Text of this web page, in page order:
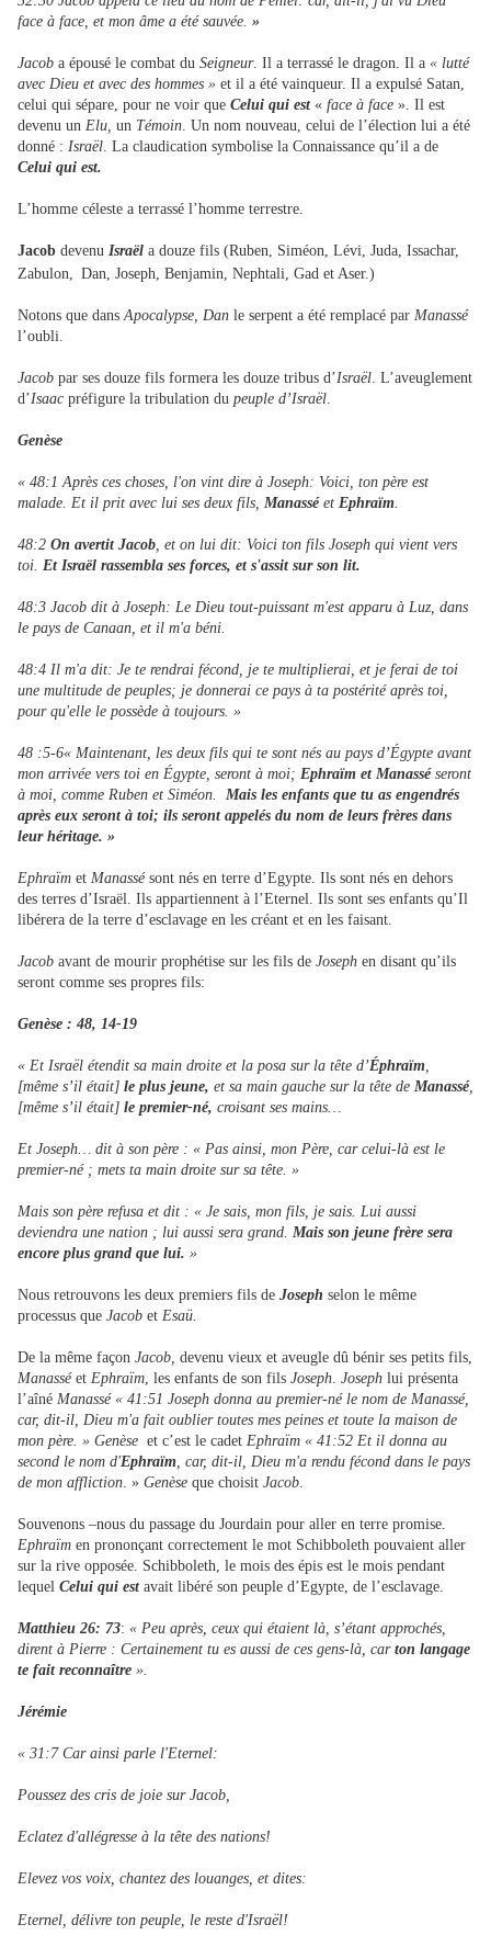
face à face, et mon âme a été sauvée. »
Jacob a épousé le combat du Seigneur. Il a terrassé le dragon. Il a « lutté
avec Dieu et avec des hommes » et il a été vainqueur. Il a expulsé Satan,
celui qui sépare, pour ne voir que Celui qui est« face à face ». Il est
devenu un Elu, un Témoin . Un nom nouveau, celui de l’élection lui a été
donné : Israël . La claudication symbolise la Connaissance qu’il a de
Celui qui est.
L’homme céleste a terrassé l’homme terrestre.
Jacob devenu Israël a douze fils (Ruben, Siméon, Lévi, Juda, Issachar,
Zabulon, Dan, Joseph, Benjamin, Nephtali, Gad et Aser.)
Notons que dansApocalypse, Dan le serpent a été remplacé par Manassé
l’oubli.
Jacob par ses douze fils formera les douze tribus d’Israël. L’aveuglement
d’Isaac préfigure la tribulation du peuple d’Israël.
Genèse
« 48:1 Après ces choses, l'on vint dire à Joseph: Voici, ton père est
malade. Et il prit avec lui ses deux fils, Manasséet Ephraïm.
48:2 On avertit Jacob, et on lui dit: Voici ton fils Joseph qui vient vers
toi. Et Israël rassembla ses forces, et s'assit sur son lit.
48:3 Jacob dit à Joseph: Le Dieu tout-puissant m'est apparu à Luz, dans
le pays de Canaan, et il m'a béni.
48:4 Il m'a dit: Je te rendrai fécond, je te multiplierai, et je ferai de toi
une multitude de peuples; je donnerai ce pays à ta postérité après toi,
pour qu'elle le possède à toujours. »
48 :5-6« Maintenant, les deux fils qui te sont nés au pays d’Égypte avant
mon arrivée vers toi en Égypte, seront à moi; Ephraïm et Manasséseront
à moi, comme Ruben et Siméon. Mais les enfants que tu as engendrés
après eux seront à toi; ils seront appelés du nom de leurs frères dans
leur héritage. »
Ephraïm et Manassésont nés en terre d’Egypte. Ils sont nés en dehors
des terres d’Israël. Ils appartiennent à l’Eternel. Ils sont ses enfants qu’Il
libérera de la terre d’esclavage en les créant et en les faisant.
Jacob avant de mourir prophétise sur les fils de Joseph en disant qu’ils
seront comme ses propres fils:
Genèse : 48, 14-19
« Et Israël étendit sa main droite et la posa sur la tête d’Éphraïm,
[même s’il était] le plus jeune, et sa main gauche sur la tête de Manassé,
[même s’il était] le premier-né, croisant ses mains…
Et Joseph… dit à son père : « Pas ainsi, mon Père, car celui-là est le
premier-né ; mets ta main droite sur sa tête. »
Mais son père refusa et dit : « Je sais, mon fils, je sais. Lui aussi
deviendra une nation ; lui aussi sera grand. Mais son jeune frère sera
encore plus grand que lui. »
Nous retrouvons les deux premiers fils de Joseph selon le même
processus que Jacob et Esaü.
De la même façon Jacob, devenu vieux et aveugle dû bénir ses petits fils,
Manassé et Ephraïm, les enfants de son fils Joseph. Joseph lui présenta
l’aîné Manassé « 41:51 Joseph donna au premier-né le nom de Manassé,
car, dit-il, Dieu m'a fait oublier toutes mes peines et toute la maison de
mon père. » Genèse et c’est le cadet Ephraïm « 41:52 Et il donna au
second le nom d'Ephraïm, car, dit-il, Dieu m'a rendu fécond dans le pays
de mon affliction. » Genèse que choisit Jacob.
Souvenons –nous du passage du Jourdain pour aller en terre promise.
Ephraïm en prononçant correctement le mot Schibboleth pouvaient aller
sur la rive opposée. Schibboleth, le mois des épis est le mois pendant
lequel Celui qui estavait libéré son peuple d’Egypte, de l’esclavage.
Matthieu 26: 73: « Peu après, ceux qui étaient là, s’étant approchés,
dirent à Pierre : Certainement tu es aussi de ces gens-là, carton langage
te fait reconnaître ».
Jérémie
« 31:7 Car ainsi parle l'Eternel:
Poussez des cris de joie sur Jacob,
Eclatez d'allégresse à la tête des nations!
Elevez vos voix, chantez des louanges, et dites:
Eternel, délivre ton peuple, le reste d'Israël!